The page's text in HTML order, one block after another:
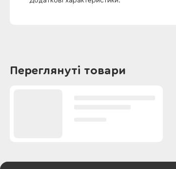
Переглянуті товари